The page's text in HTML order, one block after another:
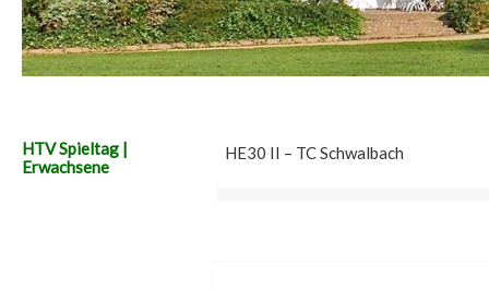
HTV Spieltag |
Erwachsene
HE30 II – TC Schwalbach